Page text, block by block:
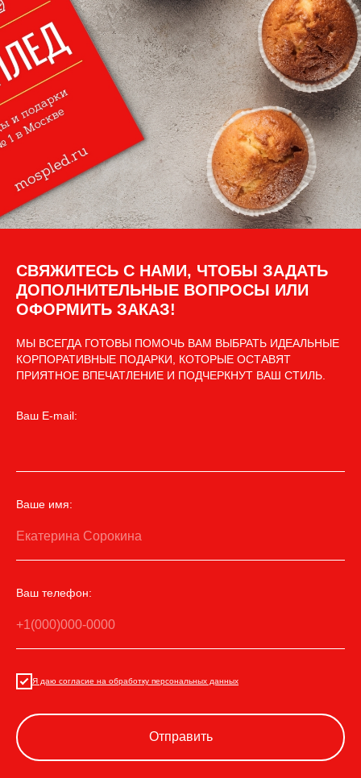
СВЯЖИТЕСЬ С НАМИ, ЧТОБЫ ЗАДАТЬ
ДОПОЛНИТЕЛЬНЫЕ ВОПРОСЫ ИЛИ
ОФОРМИТЬ ЗАКАЗ!
МЫ ВСЕГДА ГОТОВЫ ПОМОЧЬ ВАМ ВЫБРАТЬ ИДЕАЛЬНЫЕ
КОРПОРАТИВНЫЕ ПОДАРКИ, КОТОРЫЕ ОСТАВЯТ
ПРИЯТНОЕ ВПЕЧАТЛЕНИЕ И ПОДЧЕРКНУТ ВАШ СТИЛЬ.
Ваш E-mail:
Ваше имя:
Екатерина Сорокина
Ваш телефон:
+1(000)000-0000
Я даю согласие на обработку персональных данных
Отправить